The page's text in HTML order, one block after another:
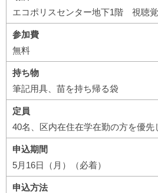
エコポリスセンター地下1階 視聴
参加費
無料
持ち物
筆記用具、苗を持ち帰る袋
定員
40名、区内在住在学在勤の方を優先
申込期間
5月16日（月）（必着）
申込方法